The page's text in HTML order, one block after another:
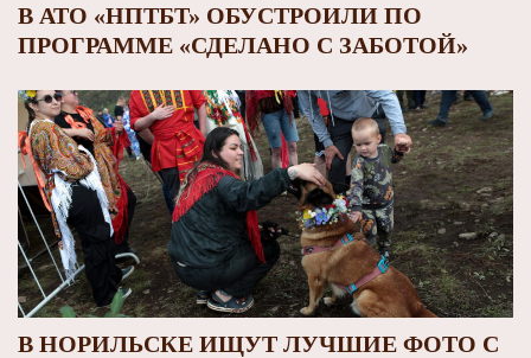
В АТО «НПТБТ» ОБУСТРОИЛИ ПО
ПРОГРАММЕ «СДЕЛАНО С ЗАБОТОЙ»
В НОРИЛЬСКЕ ИЩУТ ЛУЧШИЕ ФОТО С